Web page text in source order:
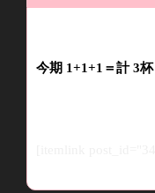
今期 1+1+1 ＝計3杯